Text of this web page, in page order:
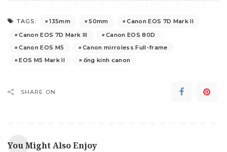
TAGS: 135mm 50mm
Canon EOS 7D Mark II
Canon EOS 7D Mark III
Canon EOS 80D
Canon EOS M5
Canon mirroless Full-frame
EOS M5 Mark II
ống kính canon
SHARE ON
You Might Also Enjoy